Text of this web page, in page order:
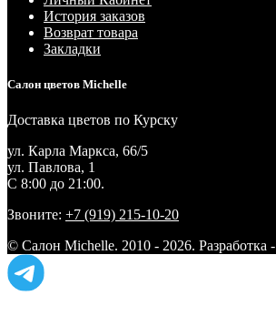
История заказов
Возврат товара
Закладки
Салон цветов Michelle
Доставка цветов по Курску
ул. Карла Маркса, 66/5
ул. Павлова, 1
С 8:00 до 21:00.
Звоните: +7 (919) 215-10-20
© Салон Michelle. 2010 - 2026. Разработка -